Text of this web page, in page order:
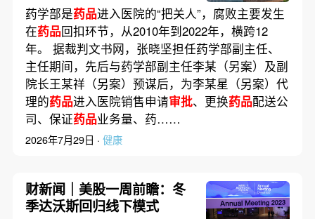
药学部是药品进入医院的“把关人”，腐败主要发生
在药品回扣环节，从2010年到2022年，横跨12
年。 据裁判文书网，张晓坚担任药学部副主任、
主任期间，先后与药学部副主任李某（另案）及副
院长王某祥（另案）预谋后，为李某星（另案）代
理的药品进入医院销售申请审批、更换药品配送公
司、保证药品业务量、药……
2026年7月29日 · 健康
财新闻｜美股一周前瞻：冬
季达沃斯回归线下模式